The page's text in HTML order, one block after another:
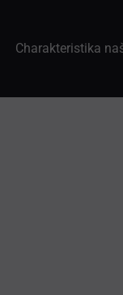
Charakteristika